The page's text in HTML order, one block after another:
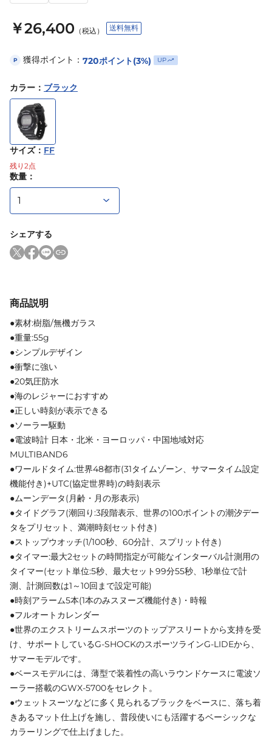
￥26,400 （税込） 送料無料
P 獲得ポイント： 720ポイント(3%) UP
カラー ： ブラック
サイズ： FF
残り 2 点
数量：
シェアする
商品説明
●素材:樹脂/無機ガラス
●重量:55g
●シンプルデザイン
●衝撃に強い
●20気圧防水
●海のレジャーにおすすめ
●正しい時刻が表示できる
●ソーラー駆動
●電波時計 日本・北米・ヨーロッパ・中国地域対応
MULTIBAND6
●ワールドタイム:世界48都市(31タイムゾーン、サマータイム設定
機能付き)+UTC(協定世界時)の時刻表示
●ムーンデータ(月齢・月の形表示)
●タイドグラフ(潮回り:3段階表示、世界の100ポイントの潮汐デー
タをプリセット、満潮時刻セット付き)
●ストップウオッチ(1/100秒、60分計、スプリット付き)
●タイマー:最大2セットの時間指定が可能なインターバル計測用の
タイマー(セット単位:5秒、最大セット99分55秒、1秒単位で計
測、計測回数は1～10回まで設定可能)
●時刻アラーム5本(1本のみスヌーズ機能付き)・時報
●フルオートカレンダー
●世界のエクストリームスポーツのトップアスリートから支持を受
け、サポートしているG-SHOCKのスポーツラインG-LIDEから、
サマーモデルです。
●ベースモデルには、薄型で装着性の高いラウンドケースに電波ソ
ーラー搭載のGWX-5700をセレクト。
●ウェットスーツなどに多く見られるブラックをベースに、落ち着
きあるマット仕上げを施し、普段使いにも活躍するベーシックな
カラーリングで仕上げました。